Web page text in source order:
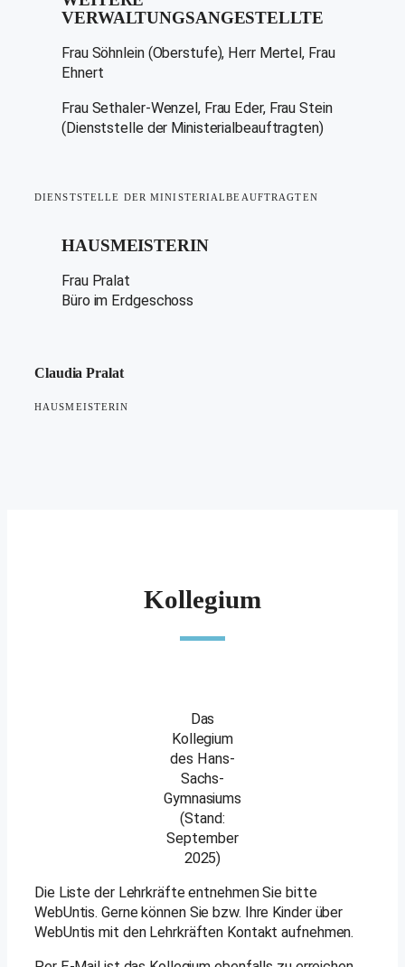
VERWALTUNGSANGESTELLTE
Frau Söhnlein (Oberstufe), Herr Mertel, Frau
Ehnert
Frau Sethaler-Wenzel, Frau Eder, Frau Stein
(Dienststelle der Ministerialbeauftragten)
DIENSTSTELLE DER MINISTERIALBEAUFTRAGTEN
HAUSMEISTERIN
Frau Pralat
Büro im Erdgeschoss
Claudia Pralat
HAUSMEISTERIN
Kollegium
Das
Kollegium
des Hans-
Sachs-
Gymnasiums
(Stand:
September
2025)
Die Liste der Lehrkräfte entnehmen Sie bitte
WebUntis. Gerne können Sie bzw. Ihre Kinder über
WebUntis mit den Lehrkräften Kontakt aufnehmen.